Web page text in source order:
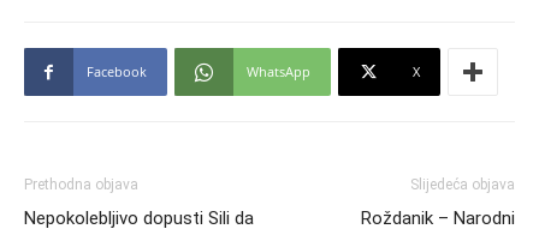
Facebook WhatsApp X
Prethodna objava
Nepokolebljivo dopusti Sili da
Slijedeća objava
Roždanik – Narodni